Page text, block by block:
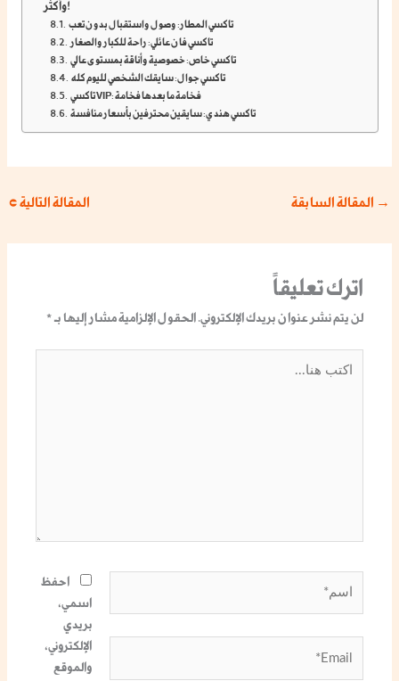
وأكثر!
تاكسي المطار: وصول واستقبال بدون تعب
تاكسي فان عائلي: راحة للكبار والصغار
تاكسي خاص: خصوصية وأناقة بمستوى عالي
تاكسي جوال: سايقك الشخصي لليوم كله
تاكسي VIP: فخامة ما بعدها فخامة
تاكسي هندي: سايقين محترفين بأسعار منافسة
→ المقالة السابقة المقالة التالية ←
اترك تعليقاً
لن يتم نشر عنوان بريدك الإلكتروني. الحقول الإلزامية مشار إليها بـ *
احفظ
اسمي،
بريدي
الإلكتروني،
والموقع